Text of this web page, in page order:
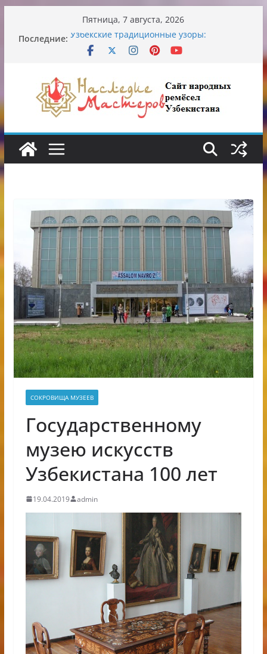
содержимому
Пятница, 7 августа, 2026
Последние: Узбекские традиционные узоры:
символика и происхождение
Опасная диета Алины Загитовой
От знахарей до университетских клиник
Обрушение на одном из ключевых
перекрёстков Ташкента: перекрыт
путепровод на Буюк Ипак Йули
СОКРОВИЩА МУЗЕЕВ
Государственному
музею искусств
Узбекистана 100 лет
19.04.2019 admin